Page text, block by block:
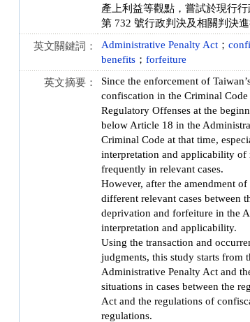
產上利益等觀點，嘗試於現行
第 732 號行政判決及相關判決進
英文關鍵詞： Administrative Penalty Act ；
benefits ； forfeiture
英文摘要：
Since the enforcement of
confiscation in the Criminal
Regulatory Offenses at the
below Article 18 in the
Criminal Code at that time,
interpretation and applicability of
frequently in relevant cases.
However, after the amendment
different relevant cases between
deprivation and forfeiture in the
interpretation and applicability.
Using the transaction and
judgments, this study starts from
Administrative Penalty Act and
situations in cases between the
Act and the regulations of
regulations.